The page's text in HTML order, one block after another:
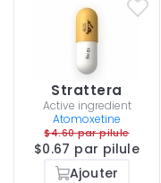
Strattera
Active ingredient
Atomoxetine
$4.60 par pilule
$0.67 par pilule
Ajouter